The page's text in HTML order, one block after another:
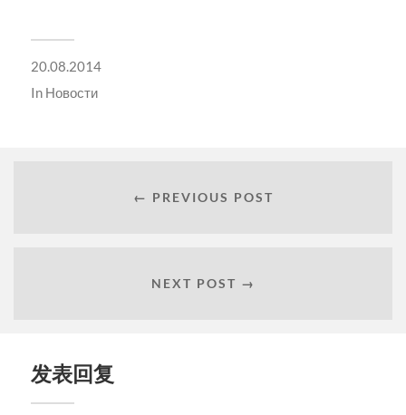
20.08.2014
In Новости
← PREVIOUS POST
NEXT POST →
发表回复